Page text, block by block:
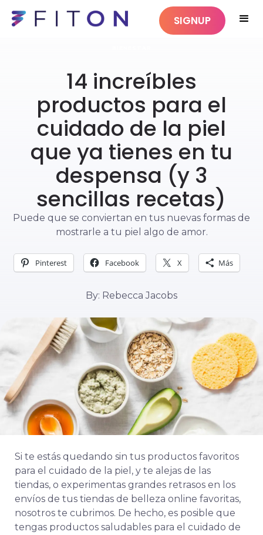
SIGNUP
14 increíbles
productos para el
cuidado de la piel
que ya tienes en tu
despensa (y 3
sencillas recetas)
Puede que se conviertan en tus nuevas formas de
mostrarle a tu piel algo de amor.
Pinterest Facebook X Más
By: Rebecca Jacobs
Si te estás quedando sin tus productos favoritos
para el cuidado de la piel, y te alejas de las
tiendas, o experimentas grandes retrasos en los
envíos de tus tiendas de belleza online favoritas,
nosotros te cubrimos. De hecho, es posible que
tengas productos saludables para el cuidado de